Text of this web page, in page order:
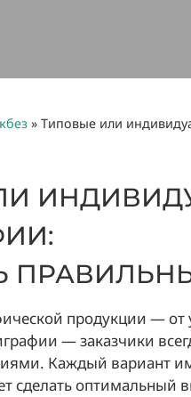
» Типовые или
продукции — от
— заказчики
Каждый вариант
сделать оптимальный